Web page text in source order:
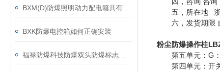
BXK防爆电控箱如何正确安装
五，所在地 浙
六，发货期限
粉尘防爆操作柱
第五单元：G：
第四单元：开